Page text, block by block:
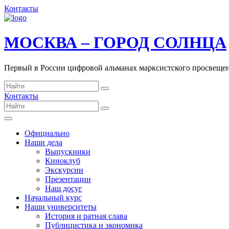
Контакты
МОСКВА – ГОРОД СОЛНЦА
Первый в России цифровой альманах марксистского
Контакты
Официально
Наши дела
Выпускники
Киноклуб
Экскурсии
Презентации
Наш досуг
Начальный курс
Наши университеты
История и ратная слава
Публицистика и экономика